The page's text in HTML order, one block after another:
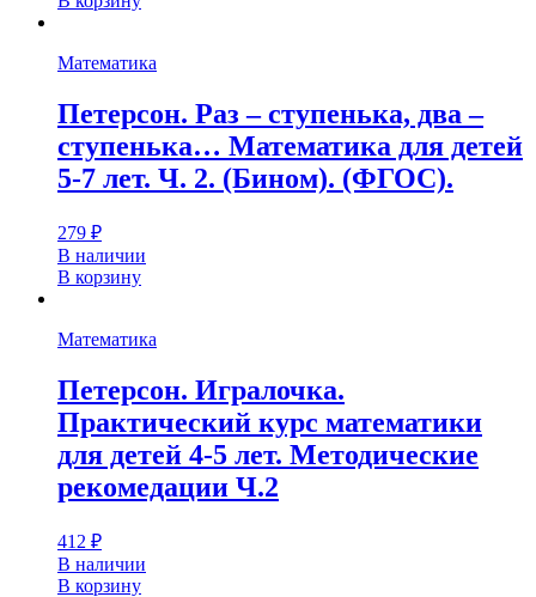
Математика
Петерсон. Раз – ступенька, два –
ступенька… Математика для детей
5-7 лет. Ч. 2. (Бином). (ФГОС).
279 ₽
В наличии
В корзину
Математика
Петерсон. Игралочка.
Практический курс математики
для детей 4-5 лет. Методические
рекомедации Ч.2
412 ₽
В наличии
В корзину